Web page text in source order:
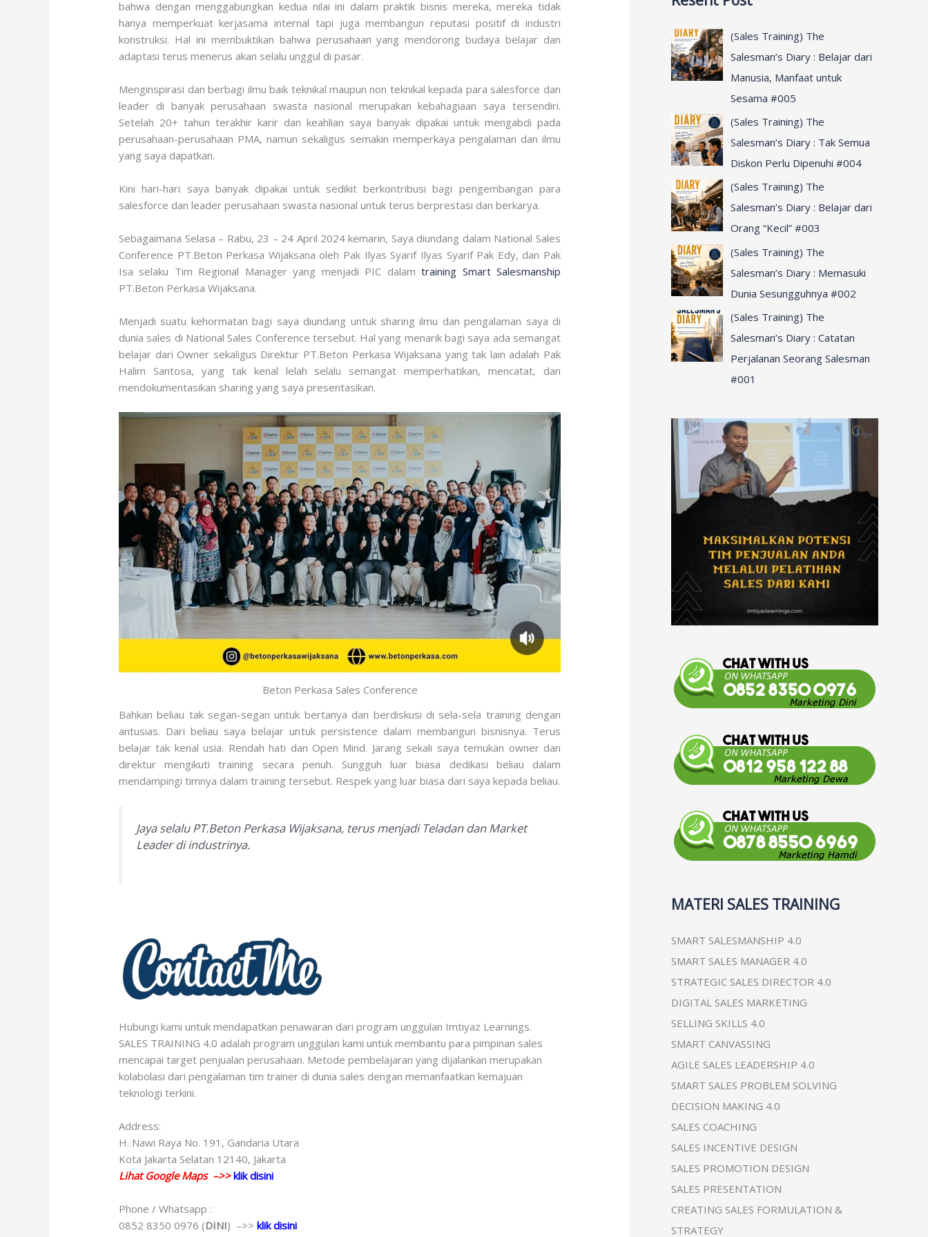
bahwa dengan menggabungkan kedua nilai ini dalam praktik bisnis mereka, mereka tidak
hanya memperkuat kerjasama internal tapi juga membangun reputasi positif di industri
konstruksi. Hal ini membuktikan bahwa perusahaan yang mendorong budaya belajar dan
adaptasi terus menerus akan selalu unggul di pasar.
Menginspirasi dan berbagi ilmu baik teknikal maupun non teknikal kepada para salesforce dan
leader di banyak perusahaan swasta nasional merupakan kebahagiaan saya tersendiri.
Setelah 20+ tahun terakhir karir dan keahlian saya banyak dipakai untuk mengabdi pada
perusahaan-perusahaan PMA, namun sekaligus semakin memperkaya pengalaman dan ilmu
yang saya dapatkan.
Kini hari-hari saya banyak dipakai untuk sedikit berkontribusi bagi pengembangan para
salesforce dan leader perusahaan swasta nasional untuk terus berprestasi dan berkarya.
Sebagaimana Selasa – Rabu, 23 – 24 April 2024 kemarin, Saya diundang dalam National Sales
Conference PT.Beton Perkasa Wijaksana oleh Pak Ilyas Syarif Ilyas Syarif Pak Edy, dan Pak
Isa selaku Tim Regional Manager yang menjadi PIC dalamtraining Smart Salesmanship
PT.Beton Perkasa Wijaksana.
Menjadi suatu kehormatan bagi saya diundang untuk sharing ilmu dan pengalaman saya di
dunia sales di National Sales Conference tersebut. Hal yang menarik bagi saya ada semangat
belajar dari Owner sekaligus Direktur PT.Beton Perkasa Wijaksana yang tak lain adalah Pak
Halim Santosa, yang tak kenal lelah selalu semangat memperhatikan, mencatat, dan
mendokumentasikan sharing yang saya presentasikan.
Beton Perkasa Sales Conference
Bahkan beliau tak segan-segan untuk bertanya dan berdiskusi di sela-sela training dengan
antusias. Dari beliau saya belajar untuk persistence dalam membangun bisnisnya. Terus
belajar tak kenal usia. Rendah hati dan Open Mind. Jarang sekali saya temukan owner dan
direktur mengikuti training secara penuh. Sungguh luar biasa dedikasi beliau dalam
mendampingi timnya dalam training tersebut. Respek yang luar biasa dari saya kepada beliau.
Jaya selalu PT.Beton Perkasa Wijaksana, terus menjadi Teladan dan Market
Leader di industrinya.
Hubungi kami untuk mendapatkan penawaran dari program unggulan Imtiyaz Learnings.
SALES TRAINING 4.0 adalah program unggulan kami untuk membantu para pimpinan sales
mencapai target penjualan perusahaan. Metode pembelajaran yang dijalankan merupakan
kolabolasi dari pengalaman tim trainer di dunia sales dengan memanfaatkan kemajuan
teknologi terkini.
Address:
H. Nawi Raya No. 191, Gandaria Utara
Kota Jakarta Selatan 12140, Jakarta
Lihat Google Maps –>> klik disini
Phone / Whatsapp :
0852 8350 0976 (DINI) –>> klik disini
r
c
h
f
(Sales Training) The
Salesman’s Diary : Belajar dari
Manusia, Manfaat untuk
Sesama #005
(Sales Training) The
Salesman’s Diary : Tak Semua
Diskon Perlu Dipenuhi #004
(Sales Training) The
Salesman’s Diary : Belajar dari
Orang “Kecil” #003
(Sales Training) The
Salesman’s Diary : Memasuki
Dunia Sesungguhnya #002
(Sales Training) The
Salesman’s Diary : Catatan
Perjalanan Seorang Salesman
#001
MATERI SALES TRAINING
SMART SALESMANSHIP 4.0
SMART SALES MANAGER 4.0
STRATEGIC SALES DIRECTOR 4.0
DIGITAL SALES MARKETING
SELLING SKILLS 4.0
SMART CANVASSING
AGILE SALES LEADERSHIP 4.0
SMART SALES PROBLEM SOLVING
DECISION MAKING 4.0
SALES COACHING
SALES INCENTIVE DESIGN
SALES PROMOTION DESIGN
SALES PRESENTATION
CREATING SALES FORMULATION &
STRATEGY